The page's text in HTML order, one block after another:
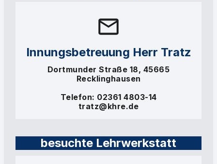
Innungsbetreuung Herr Tratz
Dortmunder Straße 18, 45665
Recklinghausen
Telefon: 02361 4803-14
tratz@khre.de
besuchte Lehrwerkstatt